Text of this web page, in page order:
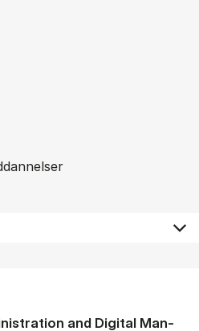
and Di­git­al Man­